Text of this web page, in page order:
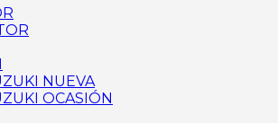
NUEVA
OCASIÓN